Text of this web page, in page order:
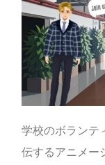
学校のボランテ
伝するアニメー